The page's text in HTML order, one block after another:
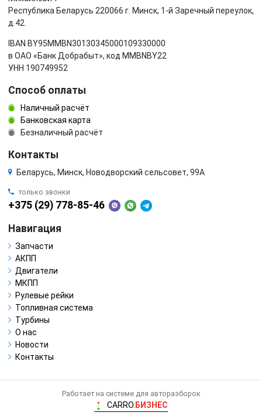
Республика Беларусь 220066 г. Минск, 1-й Заречный переулок,
д.42.
IBAN BY95MMBN30130345000109330000
в ОАО «Банк Добрабыт», код MMBNBY22
УНН 190749952
Способ оплаты
Наличный расчёт
Банковская карта
Безналичный расчёт
Контакты
Беларусь, Минск, Новодворский сельсовет, 99А
только звонки
+375 (29) 778-85-46
Навигация
Запчасти
АКПП
Двигатели
МКПП
Рулевые рейки
Топливная система
Турбины
О нас
Новости
Контакты
Работает на системе для авторазборок
CARRO. БИЗНЕС